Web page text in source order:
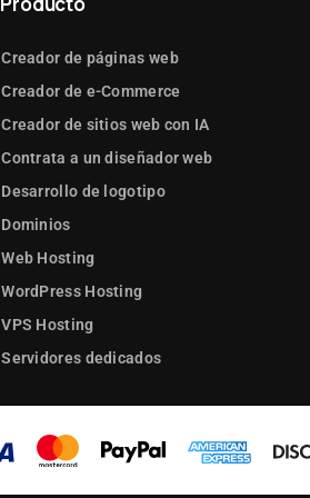
Creador de páginas web
Creador de e-Commerce
Creador de sitios web con IA
Contrata a un diseñador web
Desarrollo de logotipo
Dominios
Web Hosting
WordPress Hosting
VPS Hosting
Servidores dedicados